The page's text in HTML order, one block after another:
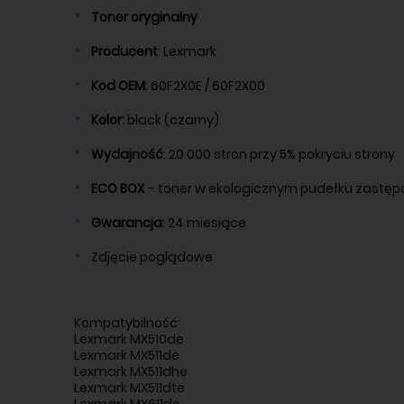
Toner oryginalny
Producent: Lexmark
Kod OEM: 60F2X0E / 60F2X00
Kolor: black (czarny)
Wydajność: 20 000 stron przy 5% pokryciu strony
ECO BOX– toner w ekologicznym pudełku
Gwarancja: 24 miesiące
Zdjęcie poglądowe
Kompatybilność:
Lexmark MX510de
Lexmark MX511de
Lexmark MX511dhe
Lexmark MX511dte